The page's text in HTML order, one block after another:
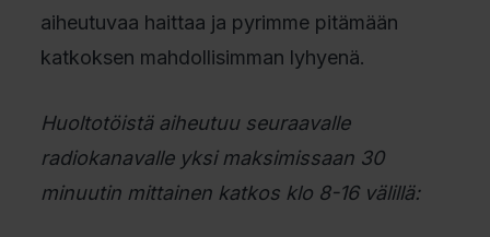
aiheutuvaa haittaa ja pyrimme pitämään
katkoksen mahdollisimman lyhyenä.
Huoltotöistä aiheutuu seuraavalle
radiokanavalle yksi maksimissaan 30
minuutin mittainen katkos klo 8-16 välillä: